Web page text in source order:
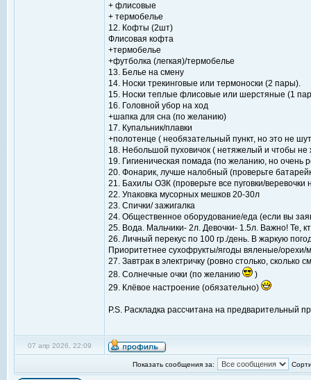
+ флисовые
+ термобелье
12. Кофты (2шт)
Флисовая кофта
+термобелье
+футболка (легкая)/термобелье
13. Белье на смену
14. Носки трекинговые или термоноски (2 пары).
15. Носки теплые флисовые или шерстяные (1
16. Головной убор на ход
+шапка для сна (по желанию)
17. Купальник/плавки
+полотенце ( необязательный пункт, но это не
18. Небольшой пуховичок ( нетяжелый и чтобы
19. Гигиеническая помада (по желанию, но очень
20. Фонарик, лучше налобный (проверьте
21. Бахилы ОЗК (проверьте все пуговки/веревочки
22. Упаковка мусорных мешков 20-30л
23. Спички/ зажигалка
24. Общественное оборудование/еда (если вы
25. Вода. Мальчики- 2л. Девочки- 1.5л. Важно! Те,
26. Личный перекус по 100 гр./день. В жаркую
Приоритетнее сухофрукты/ягоды вяленые/орехи/
27. Завтрак в электричку (ровно столько,
28. Солнечные очки (по желанию
)
29. Клёвое настроение (обязательно)
P.S. Раскладка рассчитана на предварительный
07 апр 2026, 22:09
Показать сообщения за: